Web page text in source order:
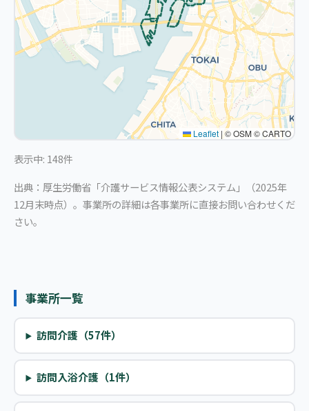
Leaflet | © OSM © CARTO
表示中: 148件
出典：厚生労働省「介護サービス情報公表システム」（2025年
12月末時点）。事業所の詳細は各事業所に直接お問い合わせくだ
さい。
事業所一覧
訪問介護（57件）
訪問入浴介護（1件）